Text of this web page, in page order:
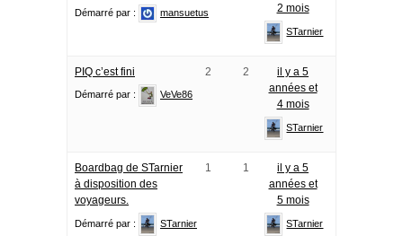
Démarré par : mansuetus
2 mois
STarnier
PIQ c’est fini
Démarré par : VeVe86
2 2
il y a 5
années et
4 mois
STarnier
Boardbag de STarnier
à disposition des
voyageurs.
Démarré par : STarnier
1 1
il y a 5
années et
5 mois
STarnier